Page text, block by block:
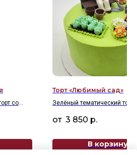
со
Торт «Любимый сад»
Зелёный тематический торт
клумбами и газонокосилкой.
3 850 р.
В корзину